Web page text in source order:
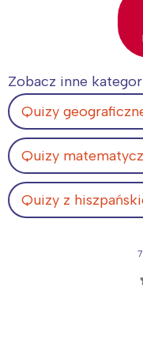
Zobacz inne
Quizy
Quizy
Quizy z